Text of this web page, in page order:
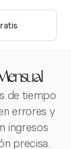
de tiempo
errores y
ingresos
precisa.